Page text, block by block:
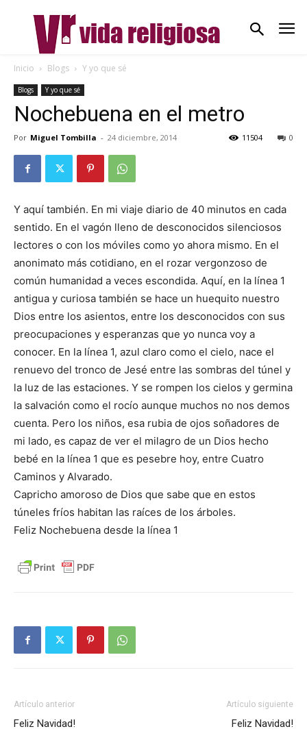
Inicio Blogs Y yo que sé
Blogs Y yo que sé
Nochebuena en el metro
Por Miguel Tombilla - 24 diciembre, 2014 0
11504
Y aquí también. En mi viaje diario de 40 minutos en cada
sentido. En el vagón lleno de desconocidos silenciosos
lectores o con los móviles como yo ahora mismo. En el
anonimato más cotidiano, en el rozar vergonzoso de
común humanidad a veces escondida. Aquí, en la línea 1
antigua y curiosa también se hace un huequito nuestro
Dios entre los asientos, entre los desconocidos con sus
preocupaciones y esperanzas que yo nunca voy a
conocer. En la línea 1, azul claro como el cielo, nace el
renuevo del tronco de Jesé entre las sombras del túnel y
la luz de las estaciones. Y se rompen los cielos y germina
la salvación como el rocío aunque muchos no nos demos
cuenta. Pero los niños, esa rubia de ojos soñadores de
mi lado, es capaz de ver el milagro de un Dios hecho
bebé en la línea 1 que es pesebre hoy, entre Cuatro
Caminos y Alvarado.
Capricho amoroso de Dios que sabe que en estos
túneles fríos habitan las raíces de los árboles.
Feliz Nochebuena desde la línea 1
Artículo anterior
Feliz Navidad!
Artículo siguiente
Feliz Navidad!